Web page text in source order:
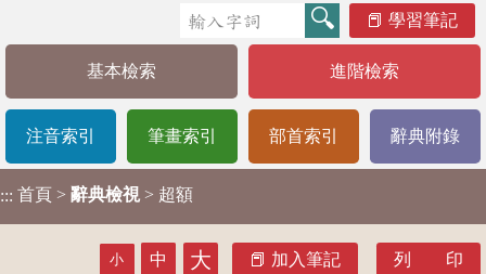
學習筆記
基本檢索 進階檢索
注音索引 筆畫索引 部首索引 辭典附錄
::: 首頁 > 辭典檢視 > 超額
小 中 大 加入筆記 列 印